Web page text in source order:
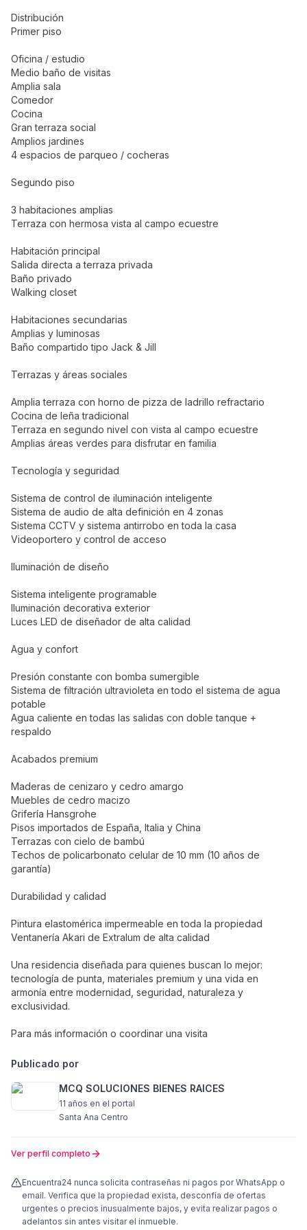
Distribución
Primer piso
Oficina / estudio
Medio baño de visitas
Amplia sala
Comedor
Cocina
Gran terraza social
Amplios jardines
4 espacios de parqueo / cocheras
Segundo piso
3 habitaciones amplias
Terraza con hermosa vista al campo ecuestre
Habitación principal
Salida directa a terraza privada
Baño privado
Walking closet
Habitaciones secundarias
Amplias y luminosas
Baño compartido tipo Jack & Jill
Terrazas y áreas sociales
Amplia terraza con horno de pizza de ladrillo refractario
Cocina de leña tradicional
Terraza en segundo nivel con vista al campo ecuestre
Amplias áreas verdes para disfrutar en familia
Tecnología y seguridad
Sistema de control de iluminación inteligente
Sistema de audio de alta definición en 4 zonas
Sistema CCTV y sistema antirrobo en toda la casa
Videoportero y control de acceso
Iluminación de diseño
Sistema inteligente programable
Iluminación decorativa exterior
Luces LED de diseñador de alta calidad
Agua y confort
Presión constante con bomba sumergible
Sistema de filtración ultravioleta en todo el sistema de agua
potable
Agua caliente en todas las salidas con doble tanque +
respaldo
Acabados premium
Maderas de cenizaro y cedro amargo
Muebles de cedro macizo
Grifería Hansgrohe
Pisos importados de España, Italia y China
Terrazas con cielo de bambú
Techos de policarbonato celular de 10 mm (10 años de
garantía)
Durabilidad y calidad
Pintura elastomérica impermeable en toda la propiedad
Ventanería Akari de Extralum de alta calidad
Una residencia diseñada para quienes buscan lo mejor:
tecnología de punta, materiales premium y una vida en
armonía entre modernidad, seguridad, naturaleza y
exclusividad.
Para más información o coordinar una visita
Publicado por
MCQ SOLUCIONES BIENES RAICES
11 años en el portal
Santa Ana Centro
Ver perfil completo
Encuentra24 nunca solicita contraseñas ni pagos por WhatsApp o
email. Verifica que la propiedad exista, desconfía de ofertas
urgentes o precios inusualmente bajos, y evita realizar pagos o
adelantos sin antes visitar el inmueble.